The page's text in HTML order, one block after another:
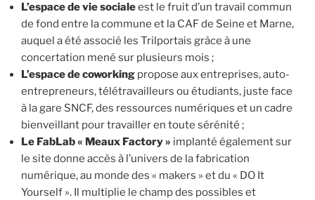
L’espace de vie socialeest le fruit d’un travail commun
de fond entre la commune et la CAF de Seine et Marne,
auquel a été associé les Trilportais grâce à une
concertation mené sur plusieurs mois ;
L’espace de coworking propose aux entreprises, auto-
entrepreneurs, télétravailleurs ou étudiants, juste face
à la gare SNCF, des ressources numériques et un cadre
bienveillant pour travailler en toute sérénité ;
Le FabLab « Meaux Factory » implanté également sur
le site donne accès à l’univers de la fabrication
numérique, au monde des « makers » et du « DO It
Yourself ». Il multiplie le champ des possibles et